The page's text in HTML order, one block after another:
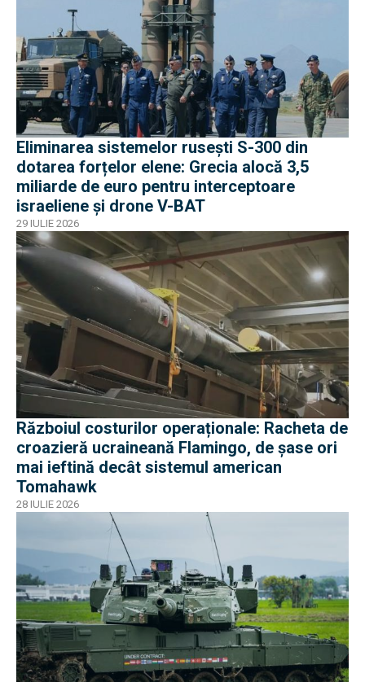
Eliminarea sistemelor rusești S-300 din
dotarea forțelor elene: Grecia alocă 3,5
miliarde de euro pentru interceptoare
israeliene și drone V-BAT
29 IULIE 2026
Războiul costurilor operaționale: Racheta de
croazieră ucraineană Flamingo, de șase ori
mai ieftină decât sistemul american
Tomahawk
28 IULIE 2026